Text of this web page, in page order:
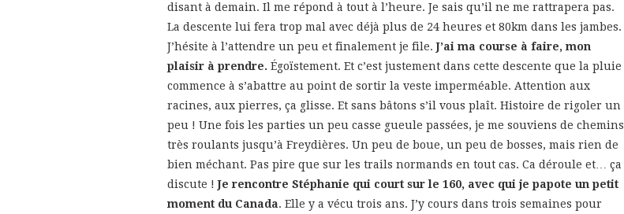
disant à demain. Il me répond à tout à l’heure. Je sais qu’il ne me rattrapera pas.
La descente lui fera trop mal avec déjà plus de 24 heures et 80km dans les jambes.
J’hésite à l’attendre un peu et finalement je file.J’ai ma course à faire, mon
plaisir à prendre. Égoïstement. Et c’est justement dans cette descente que la pluie
commence à s’abattre au point de sortir la veste imperméable. Attention aux
racines, aux pierres, ça glisse. Et sans bâtons s’il vous plaît. Histoire de rigoler un
peu ! Une fois les parties un peu casse gueule passées, je me souviens de chemins
très roulants jusqu’à Freydières. Un peu de boue, un peu de bosses, mais rien de
bien méchant. Pas pire que sur les trails normands en tout cas. Ca déroule et… ça
discute !Je rencontre Stéphanie qui court sur le 160, avec qui je papote un petit
moment du Canada. Elle y a vécu trois ans. J’y cours dans trois semaines pour